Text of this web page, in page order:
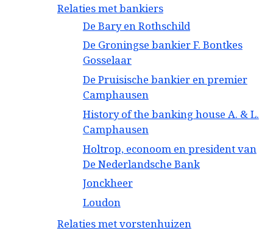
Relaties met bankiers
De Bary en Rothschild
De Groningse bankier F. Bontkes
Gosselaar
De Pruisische bankier en premier
Camphausen
History of the banking house A. & L.
Camphausen
Holtrop, econoom en president van
De Nederlandsche Bank
Jonckheer
Loudon
Relaties met vorstenhuizen